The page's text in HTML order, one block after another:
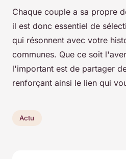
Chaque couple a sa propre
il est donc essentiel de
qui résonnent avec votre
communes. Que ce soit
l'important est de partager
renforçant ainsi le lien qui
Actu